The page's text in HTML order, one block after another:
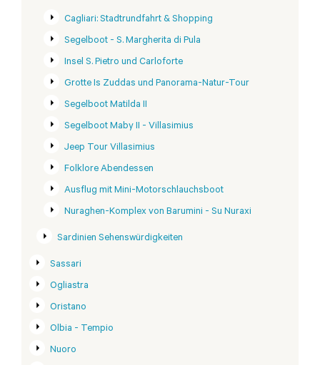
Cagliari: Stadtrundfahrt & Shopping
Segelboot - S. Margherita di Pula
Insel S. Pietro und Carloforte
Grotte Is Zuddas und Panorama-Natur-Tour
Segelboot Matilda II
Segelboot Maby II - Villasimius
Jeep Tour Villasimius
Folklore Abendessen
Ausflug mit Mini-Motorschlauchsboot
Nuraghen-Komplex von Barumini - Su Nuraxi
Sardinien Sehenswürdigkeiten
Sassari
Ogliastra
Oristano
Olbia - Tempio
Nuoro